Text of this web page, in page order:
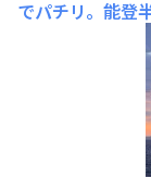
でパチリ。能登
（キジハタ）
ンサキイカ）
時期は蜃気楼も